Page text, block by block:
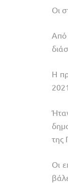
Οι
Από
Η
2021.
της
Οι